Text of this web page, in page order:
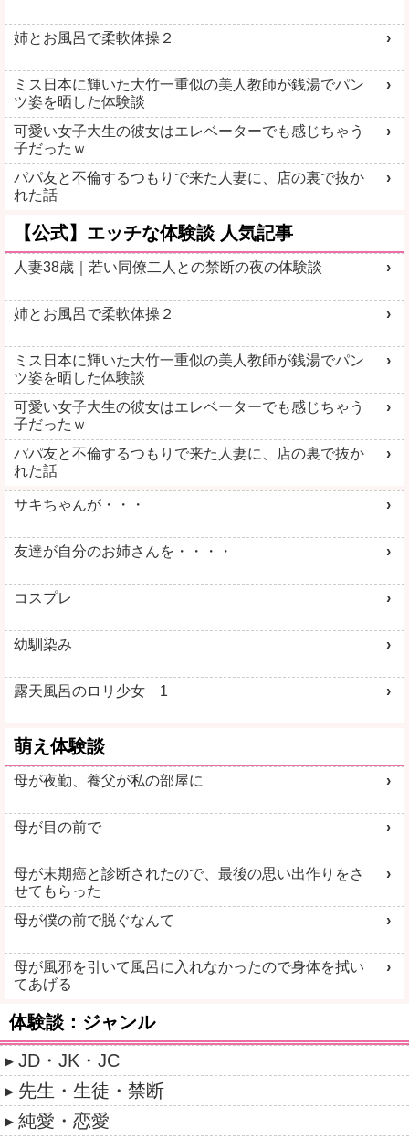
姉とお風呂で柔軟体操２
ミス日本に輝いた大竹一重似の美人教師が銭湯でパン
ツ姿を晒した体験談
可愛い女子大生の彼女はエレベーターでも感じちゃう
子だったｗ
パパ友と不倫するつもりで来た人妻に、店の裏で抜か
れた話
【公式】エッチな体験談 人気記事
人妻38歳｜若い同僚二人との禁断の夜の体験談
姉とお風呂で柔軟体操２
ミス日本に輝いた大竹一重似の美人教師が銭湯でパン
ツ姿を晒した体験談
可愛い女子大生の彼女はエレベーターでも感じちゃう
子だったｗ
パパ友と不倫するつもりで来た人妻に、店の裏で抜か
れた話
サキちゃんが・・・
友達が自分のお姉さんを・・・・
コスプレ
幼馴染み
露天風呂のロリ少女 1
萌え体験談
母が夜勤、養父が私の部屋に
母が目の前で
母が末期癌と診断されたので、最後の思い出作りをさ
せてもらった
母が僕の前で脱ぐなんて
母が風邪を引いて風呂に入れなかったので身体を拭い
てあげる
体験談：ジャンル
JD・JK・JC
先生・生徒・禁断
純愛・恋愛